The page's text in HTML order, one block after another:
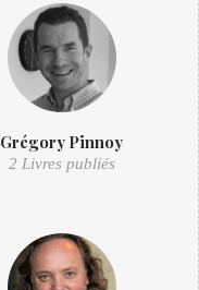
Grégory Pinnoy
2 Livres publiés